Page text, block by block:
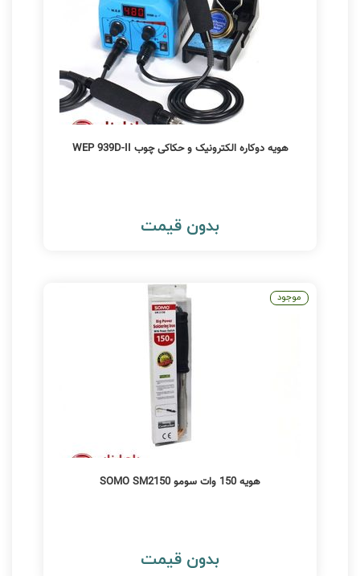
هویه دوکاره الکترونیک و حکاکی چوب WEP 939D-II
بدون قیمت
هویه 150 وات سومو SOMO SM2150
بدون قیمت
موجود